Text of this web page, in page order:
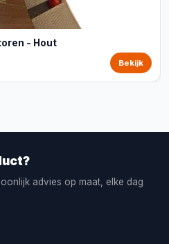
- Hout
Bekijk
advies op maat, elke dag